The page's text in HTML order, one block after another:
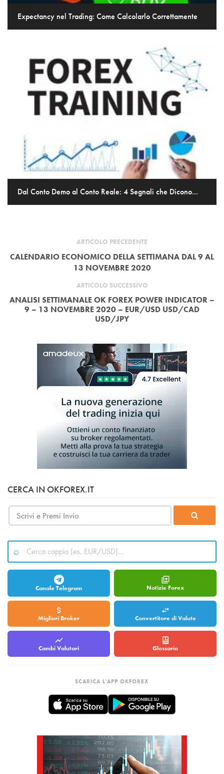
Expectancy nel Trading: Come Calcolarlo Correttamente
Dal Conto Demo al Conto Reale: 4 Segnali che Dicono...
ARTICOLO PRECEDENTE
CALENDARIO ECONOMICO DELLA SETTIMANA DAL 9 AL
13 NOVEMBRE 2020
ARTICOLO SUCCESSIVO
ANALISI SETTIMANALE OK FOREX POWER INDICATOR –
9 – 13 NOVEMBRE 2020 – EUR/USD USD/CAD
USD/JPY
CERCA IN OKFOREX.IT
Canale Telegram Notizie Forex
Migliori Broker Convertitore di Valute
Cambi Valutari Glossario
SCARICA L'APP OKFOREX